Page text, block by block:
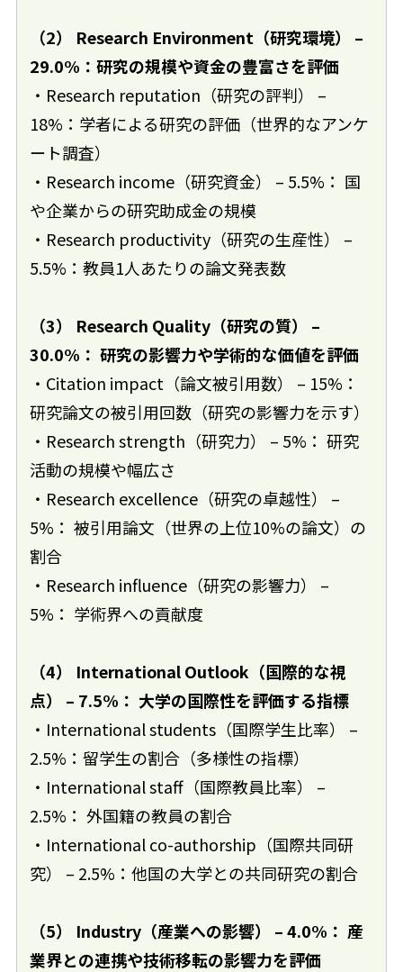
（2） Research Environment（研究環境） –
29.0%：研究の規模や資金の豊富さを評価
・Research reputation（研究の評判） –
18%：学者による研究の評価（世界的なアンケ
ート調査）
・Research income（研究資金） – 5.5%： 国
や企業からの研究助成金の規模
・Research productivity（研究の生産性） –
5.5%：教員1人あたりの論文発表数
（3） Research Quality（研究の質） –
30.0%： 研究の影響力や学術的な価値を評価
・Citation impact（論文被引用数） – 15%：
研究論文の被引用回数（研究の影響力を示す）
・Research strength（研究力） – 5%： 研究
活動の規模や幅広さ
・Research excellence（研究の卓越性） –
5%： 被引用論文（世界の上位10%の論文）の
割合
・Research influence（研究の影響力） –
5%： 学術界への貢献度
（4） International Outlook（国際的な視
点） – 7.5%： 大学の国際性を評価する指標
・International students（国際学生比率） –
2.5%：留学生の割合（多様性の指標）
・International staff（国際教員比率） –
2.5%： 外国籍の教員の割合
・International co-authorship（国際共同研
究） – 2.5%：他国の大学との共同研究の割合
（5） Industry（産業への影響） – 4.0%： 産
業界との連携や技術移転の影響力を評価